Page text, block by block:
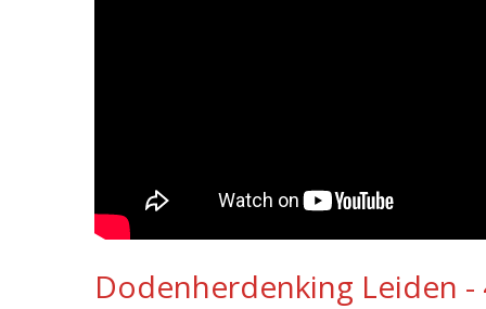
Dodenherdenking Leiden -